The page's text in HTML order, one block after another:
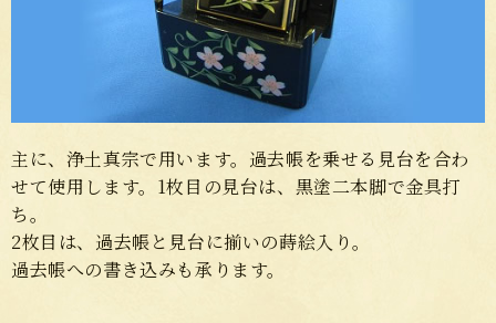
主に、浄土真宗で用います。過去帳を乗せる見台を合わ
せて使用します。1枚目の見台は、黒塗二本脚で金具打
ち。
2枚目は、過去帳と見台に揃いの蒔絵入り。
過去帳への書き込みも承ります。